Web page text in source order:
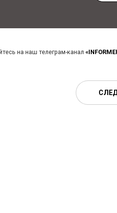
на наш телеграм-канал